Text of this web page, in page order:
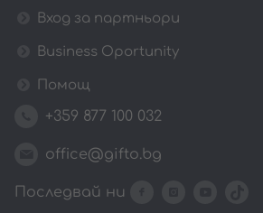
Вход за партньори
Business Oportunity
Помощ
+359 877 100 032
office@gifto.bg
Последвай ни